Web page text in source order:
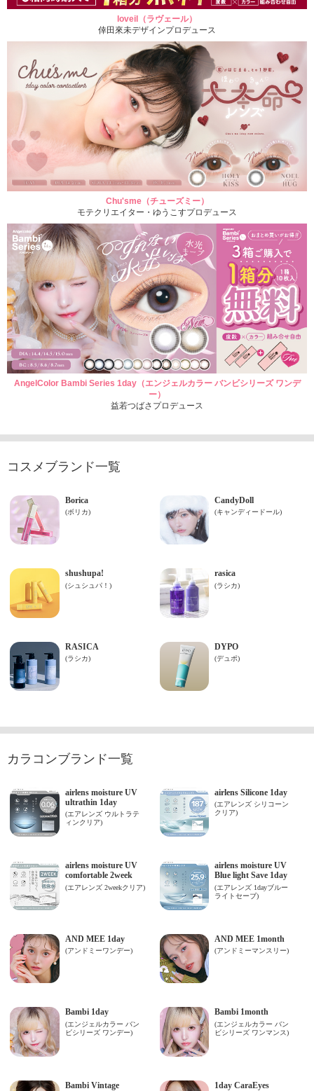
loveil（ラヴェール）
倖田來未デザインプロデュース
Chu'sme（チューズミー）
モテクリエイター・ゆうこすプロデュース
AngelColor Bambi Series 1day（エンジェルカラー バンビシリーズ ワンデ
ー）
益若つばさプロデュース
コスメブランド一覧
カラコンブランド一覧